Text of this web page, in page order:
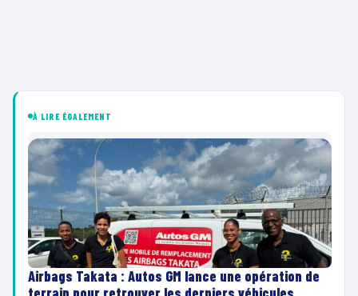
À LIRE ÉGALEMENT
Airbags Takata : Autos GM lance une opération de
terrain pour retrouver les derniers véhicules